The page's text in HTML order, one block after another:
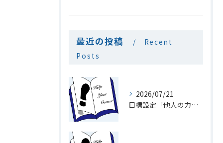
最近の投稿
Recent
Posts
2026/07/21
目標設定「他人の力を利用」